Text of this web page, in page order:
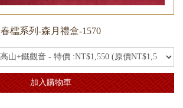
春櫺系列-森月禮盒-1570
加入購物車